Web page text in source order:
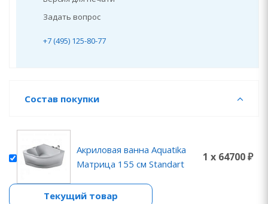
Задать вопрос
+7 (495) 125-80-77
Состав покупки
Акриловая ванна Aquatika
Матрица 155 см Standart
1 x 64700 ₽
Текущий товар